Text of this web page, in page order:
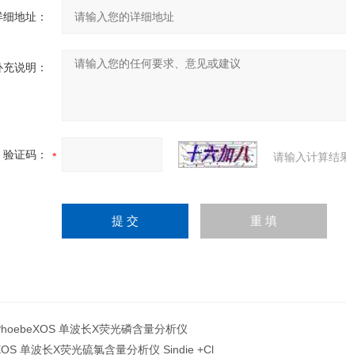
细地址：
充说明：
验证码： 请输入计算结
单波长X荧光磷含量分析仪
单波长X荧光硫氯含量分析仪 Sindie +Cl